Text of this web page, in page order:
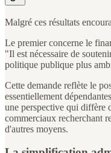
Malgré ces résultats
Le premier concerne le
"Il est nécessaire de
politique publique plus
Cette demande reflète le
essentiellement
une perspective qui diffère
commerciaux recherchant
d'autres moyens.